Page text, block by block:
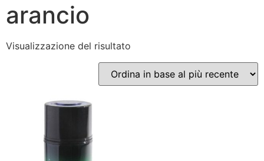
arancio
Visualizzazione del risultato